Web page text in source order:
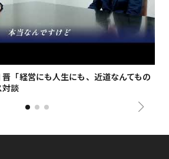
晋「経営にも人生にも、近道なんてもの
対談